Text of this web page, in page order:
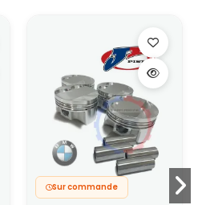
Sur commande